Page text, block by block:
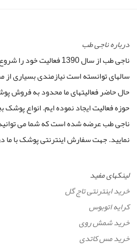
درباره ناجی طب
ناجی طب از سال 1390
سالهای توانسته است نیازمندی بسیاری از
حال حاضر فعالیتهای ما محدود به فروش
حوزه فعالیت ایجاد نموده ایم. انواع
ناجی طب عرضه شده است که شما می
نمایید. جهت سفارش اینترنتی پوشک با ما
لینکهای مفید
خرید اینترنتی تاج گل
کرایه اتوبوس
خرید شمش روی
خرید مس کاتدی